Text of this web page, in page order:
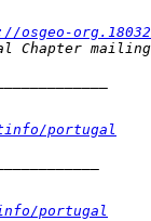
osgeo-
portugal
portugal